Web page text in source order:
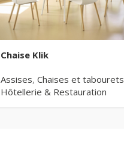
Chaise Klik
Assises, Chaises et tabourets
Hôtellerie & Restauration